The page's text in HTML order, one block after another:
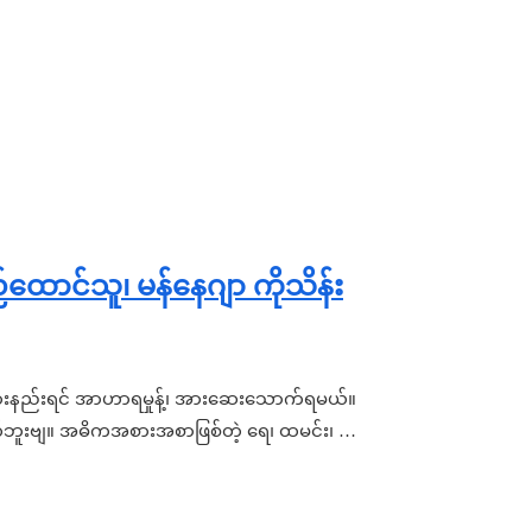
ာင်သူ၊ မန်နေဂျာ ကိုသိန်း
နည်းရင် အာဟာရမှုန့်၊ အားဆေးသောက်ရမယ်။
။ အဓိကအစားအစာဖြစ်တဲ့ ရေ၊ ထမင်း၊ …